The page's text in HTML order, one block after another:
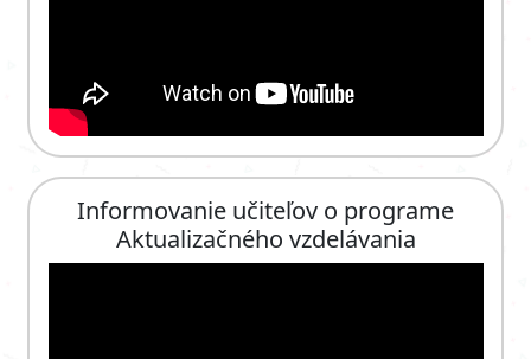
Informovanie učiteľov o programe
Aktualizačného vzdelávania